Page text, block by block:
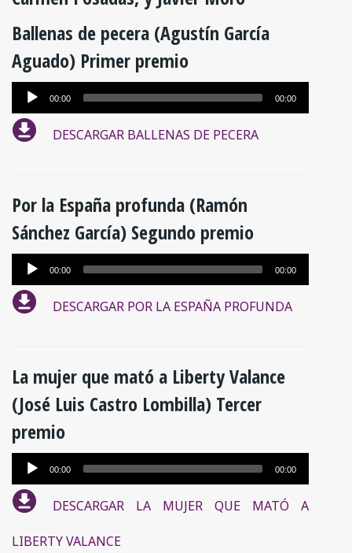
Ballenas de pecera (Agustín García
Aguado) Primer premio
Reproductor
de
audio
00:00 00:00
DESCARGAR BALLENAS DE PECERA
Por la España profunda (Ramón
Sánchez García) Segundo premio
Reproductor
de
audio
00:00 00:00
DESCARGAR POR LA ESPAÑA PROFUNDA
La mujer que mató a Liberty Valance
(José Luis Castro Lombilla) Tercer
premio
Reproductor
de
audio
00:00 00:00
DESCARGAR LA MUJER QUE MATÓ A
LIBERTY VALANCE